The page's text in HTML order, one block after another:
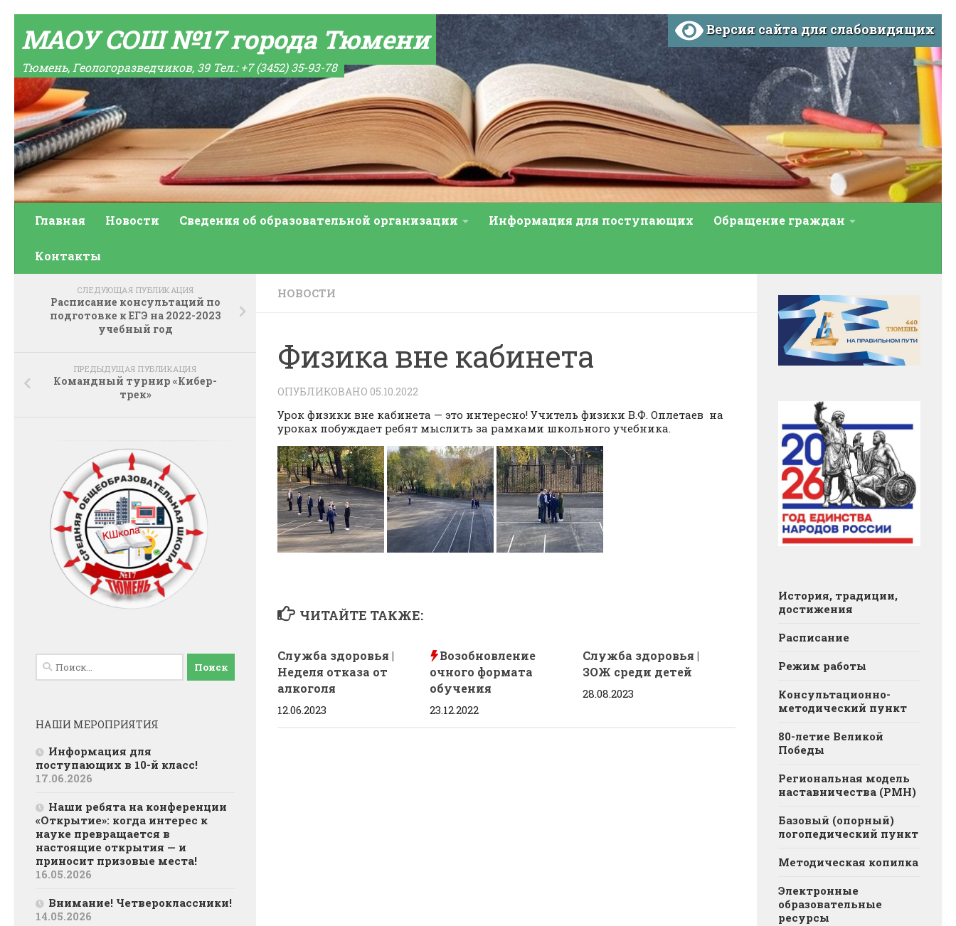
МАОУ СОШ №17 города Тюмени
Тюмень, Геологоразведчиков, 39 Тел.: +7 (3452) 35-93-78
Версия сайта для слабовидящих
Главная Новости Сведения об образовательной организации Информация для поступающих Обращение граждан
Контакты
НОВОСТИ
Физика вне кабинета
ОПУБЛИКОВАНО 05.10.2022
Урок физики вне кабинета — это интересно! Учитель физики В.Ф. Оплетаев на
уроках побуждает ребят мыслить за рамками школьного учебника.
ЧИТАЙТЕ ТАКЖЕ:
Служба здоровья |
Неделя отказа от
алкоголя
12.06.2023
Возобновление
очного формата
обучения
23.12.2022
Служба здоровья |
ЗОЖ среди детей
28.08.2023
СЛЕДУЮЩАЯ ПУБЛИКАЦИЯ
Расписание консультаций по
подготовке к ЕГЭ на 2022-2023
учебный год
ПРЕДЫДУЩАЯ ПУБЛИКАЦИЯ
Командный турнир «Кибер-
трек»
Найти:
НАШИ МЕРОПРИЯТИЯ
Информация для
поступающих в 10-й класс!
17.06.2026
Наши ребята на конференции
«Открытие»: когда интерес к
науке превращается в
настоящие открытия — и
приносит призовые места!
16.05.2026
Внимание! Четвероклассники!
14.05.2026
История, традиции,
достижения
Расписание
Режим работы
Консультационно-
методический пункт
80-летие Великой
Победы
Региональная модель
наставничества (РМН)
Базовый (опорный)
логопедический пункт
Методическая копилка
Электронные
образовательные
ресурсы